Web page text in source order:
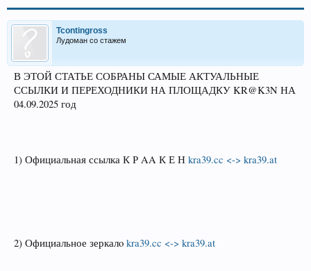
Tcontingross
Лудоман со стажем
В ЭТОЙ СТАТЬЕ СОБРАНЫ САМЫЕ АКТУАЛЬНЫЕ
ССЫЛКИ И ПЕРЕХОДНИКИ НА ПЛОЩАДКУ KR@K3N НА
04.09.2025 год
1) Официальная ссылка К Р AA К Е Н kra39.cc <-> kra39.at
2) Официальное зеркалo kra39.cc <-> kra39.at